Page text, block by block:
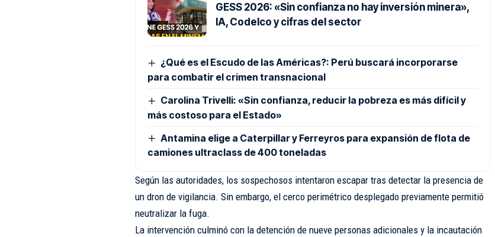
GESS 2026: «Sin confianza no hay inversión minera»,
IA, Codelco y cifras del sector
¿Qué es el Escudo de las Américas?: Perú buscará incorporarse
para combatir el crimen transnacional
Carolina Trivelli: «Sin confianza, reducir la pobreza es más difícil y
más costoso para el Estado»
Antamina elige a Caterpillar y Ferreyros para expansión de flota de
camiones ultraclass de 400 toneladas
Según las autoridades, los sospechosos intentaron escapar tras detectar la presencia de
un dron de vigilancia. Sin embargo, el cerco perimétrico desplegado previamente permitió
neutralizar la fuga.
La intervención culminó con la detención de nueve personas adicionales y la incautación